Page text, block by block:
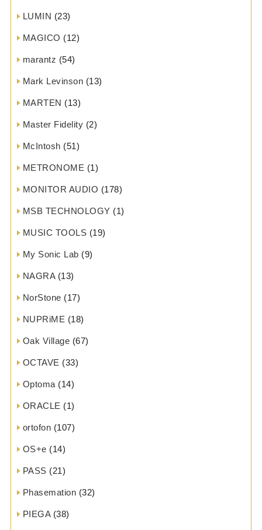
LUMIN (23)
MAGICO (12)
marantz (54)
Mark Levinson (13)
MARTEN (13)
Master Fidelity (2)
McIntosh (51)
METRONOME (1)
MONITOR AUDIO (178)
MSB TECHNOLOGY (1)
MUSIC TOOLS (19)
My Sonic Lab (9)
NAGRA(13)
NorStone (17)
NUPRiME (18)
Oak Village (67)
OCTAVE (33)
Optoma (14)
ORACLE (1)
ortofon (107)
OS+e (14)
PASS (21)
Phasemation (32)
PIEGA(38)